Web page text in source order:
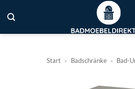
Inhalt
springen
Start » Badschränke » Bad-